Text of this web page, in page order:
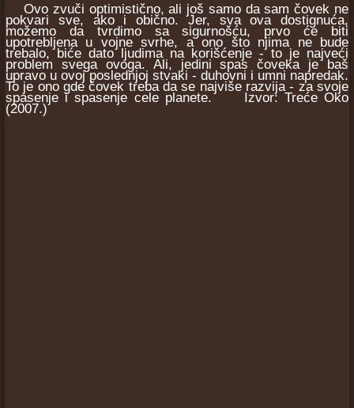
Ovo zvuči optimistično, ali još samo da sam čovek ne
pokvari sve, ako i obično. Jer, sva ova dostignuća,
možemo da tvrdimo sa sigurnošću, prvo će biti
upotrebljena u vojne svrhe, a ono što njima ne bude
trebalo, biće dato ljudima na korišćenje - to je najveći
problem svega ovoga. Ali, jedini spas čoveka je baš
upravo u ovoj poslednjoj stvaki - duhovni i umni napredak.
To je ono gde čovek treba da se najviše razvija - za svoje
spasenje i spasenje cele planete. Izvor: Treće Oko
(2007.)